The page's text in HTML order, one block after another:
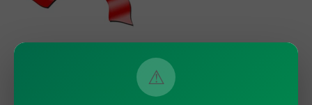
⚠
Doplňkové parametry
Zubní pasty